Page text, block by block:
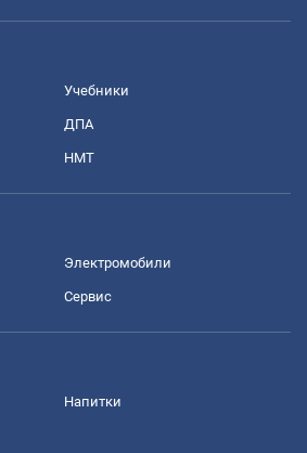
Учебники
ДПА
НМТ
Электромобили
Сервис
Напитки